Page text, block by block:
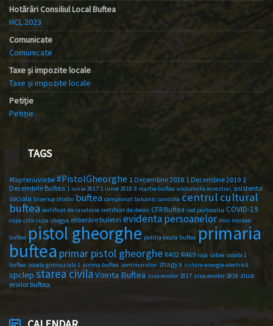
Hotărâri Consiliul Local Buftea
HCL 2023
Comunicate
Comunicate
Taxe și impozite locale
Taxe și impozite locale
Petiție
Petiție
TAGS
#faptenuvorbe #PistolGheorghe 1 Decembrie 2018 1 Decembrie 2019 1
Decembrie Buftea 1 iunie 2017 1 iunie 2018 8 martie buftea anduranta ecvestra\ asistenta
sociala biserica studio buftea campionat balcanic canicula centrul cultural
buftea certificat de casatorie certificat de deces CFR Buftea cod portocaliu COVID-19
cupa csta cupa shagya eliberare buletin evidenta persoanelor mos nicolae
buftea pistol gheorghe politia locala buftea primaria
buftea primar pistol gheorghe R402 R469 raja sabie scoala 1
buftea scoala gimnaziala 1 scrima buftea semimaraton shagya sistare energie electrică
spclep starea civila Vointa Buftea ziua eroilor 2017 ziua eroilor 2018 ziua
eroilor buftea